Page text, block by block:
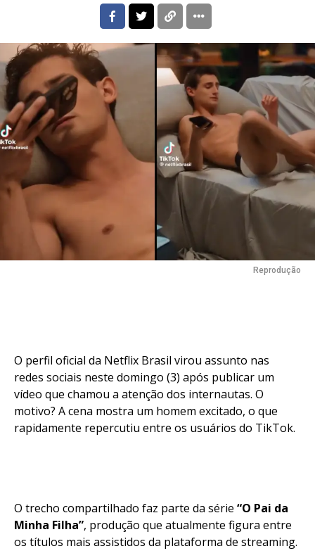
Reprodução
O perfil oficial da Netflix Brasil virou assunto nas
redes sociais neste domingo (3) após publicar um
vídeo que chamou a atenção dos internautas. O
motivo? A cena mostra um homem excitado, o que
rapidamente repercutiu entre os usuários do TikTok.
O trecho compartilhado faz parte da série “O Pai da
Minha Filha”, produção que atualmente figura entre
os títulos mais assistidos da plataforma de streaming.